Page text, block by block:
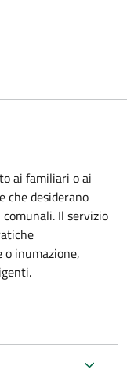
ai familiari o ai
che desiderano
Il servizio
inumazione,